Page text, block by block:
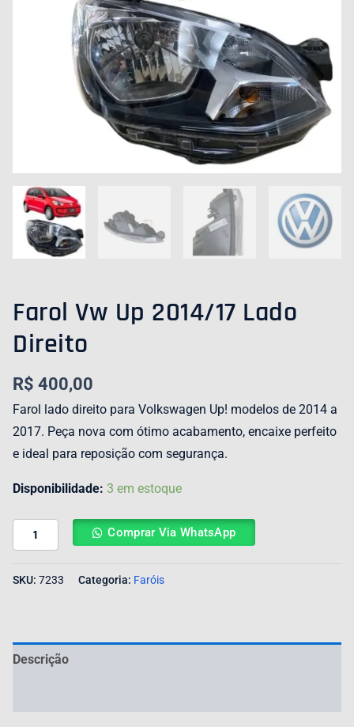
Farol Vw Up 2014/17 Lado
Direito
R$ 400,00
Farol lado direito para Volkswagen Up! modelos de 2014 a
2017. Peça nova com ótimo acabamento, encaixe perfeito
e ideal para reposição com segurança.
Disponibilidade: 3 em estoque
Comprar Via WhatsApp
SKU: 7233 Categoria: Faróis
Descrição